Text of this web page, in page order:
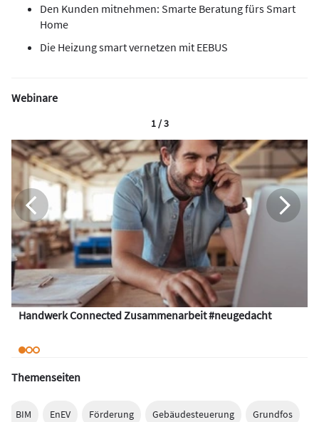
Den Kunden mitnehmen: Smarte Beratung fürs Smart
Home
Die Heizung smart vernetzen mit EEBUS
Webinare
Handwerk Connected Zusammenarbeit #neugedacht
1 / 3
Themenseiten
BIM EnEV Förderung Gebäudesteuerung Grundfos